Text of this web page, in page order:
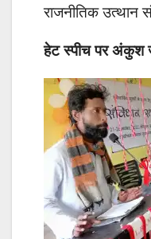
राजनीतिक उत्थान
हेट स्पीच पर अंकुश